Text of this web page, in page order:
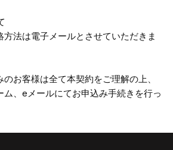
法は電子メールとさせていただきま
お客様は全て本契約をご理解の上、
ム、eメールにてお申込み手続きを行っ